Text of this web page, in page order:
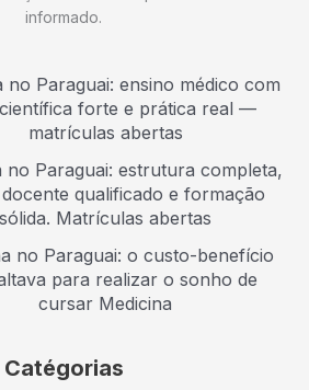
informado.
no Paraguai: ensino médico com
forte e prática real —
matrículas abertas
no Paraguai: estrutura completa,
qualificado e formação
sólida. Matrículas abertas
no Paraguai: o custo-benefício
para realizar o sonho de
cursar Medicina
Catégorias